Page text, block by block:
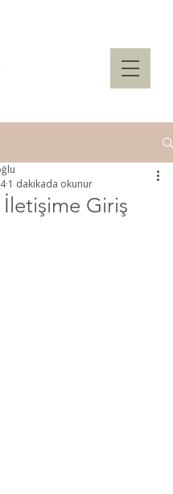
Giriş
1 dakikada okunur